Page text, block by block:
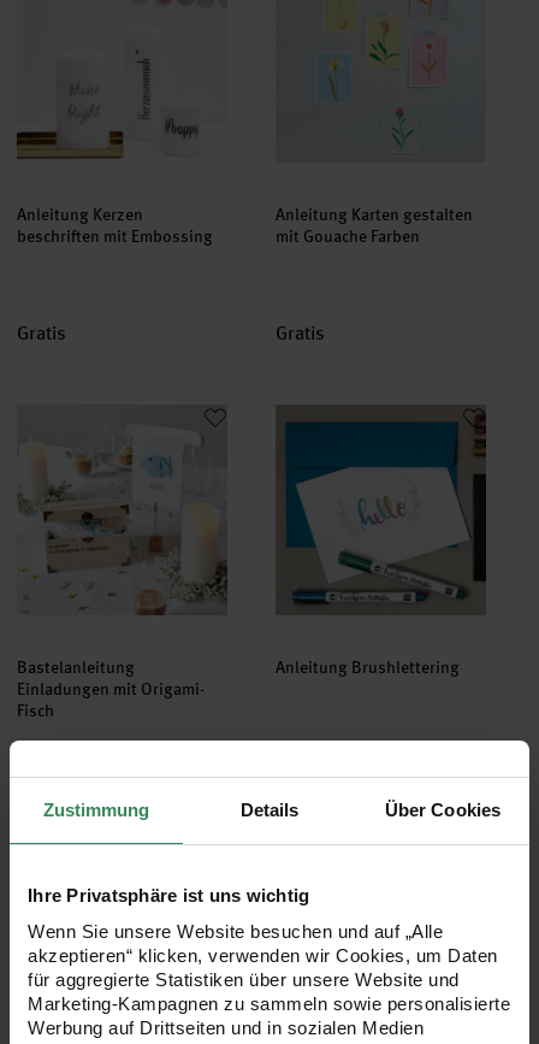
Zustimmung Details Über Cookies
Ihre Privatsphäre ist uns wichtig
Wenn Sie unsere Website besuchen und auf „Alle
akzeptieren“ klicken, verwenden wir Cookies, um Daten
für aggregierte Statistiken über unsere Website und
Marketing-Kampagnen zu sammeln sowie personalisierte
Werbung auf Drittseiten und in sozialen Medien
Anleitung Kerzen
beschriften mit Embossing
Gratis
Anleitung Karten gestalten
mit Gouache Farben
Gratis
Bastelanleitung Einladungen mit Origami-Fisch
Bastelanleitung
Einladungen mit Origami-
Fisch
Gratis
Anleitung Brushlettering
Anleitung Brushlettering
Gratis